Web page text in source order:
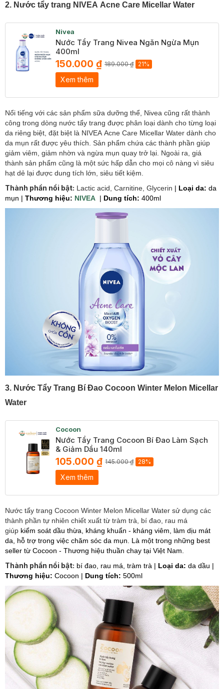
2. Nước tẩy trang NIVEA Acne Care Micellar Water
Nivea
Nước Tẩy Trang Nivea Ngăn Ngừa Mụn
400ml
150.000 ₫ 189.000 ₫ 21%
Xem thêm
Nổi tiếng với các sản phẩm sữa dưỡng thể, Nivea cũng rất thành
công trong dòng nước tẩy trang được phân loại dành cho từng loại
da riêng biệt, đặt biệt là NIVEA Acne Care Micellar Water dành cho
da mụn rất được yêu thích. Sản phẩm chứa các thành phần giúp
giảm viêm, giảm nhờn và ngừa mụn quay trở lại. Ngoài ra, giá
thành sản phẩm cũng là một sức hấp dẫn cho mọi cô nàng vì siêu
hạt dẻ lại được dung tích lớn, siêu tiết kiệm.
Thành phần nổi bật: Lactic acid, Carnitine, Glycerin | Loại da: da
mụn | Thương hiệu: NIVEA | Dung tích: 400ml
3. Nước Tẩy Trang Bí Đao Cocoon Winter Melon Micellar
Water
Cocoon
Nước Tẩy Trang Cocoon Bí Đao Làm Sạch
& Giảm Dầu 140ml
105.000 ₫ 145.000 ₫ 28%
Xem thêm
Nước tẩy trang Cocoon Winter Melon Micellar Water sử dụng các
thành phần tự nhiên chiết xuất từ tràm trà, bí đao, rau má
giúp kiểm soát dầu thừa, kháng khuẩn - kháng viêm, làm dịu mát
da, hỗ trợ trong việc chăm sóc da mụn. Là một trong những best
seller từ Cocoon - Thương hiệu thuần chay tại Việt Nam.
Thành phần nổi bật: bí đao, rau má, tràm trà | Loại da: da dầu |
Thương hiệu: Cocoon | Dung tích: 500ml